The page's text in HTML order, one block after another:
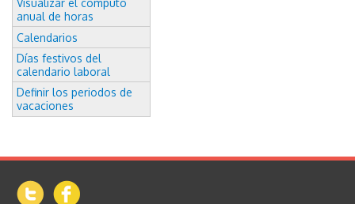
Visualizar el cómputo
anual de horas
Calendarios
Días festivos del
calendario laboral
Definir los periodos de
vacaciones